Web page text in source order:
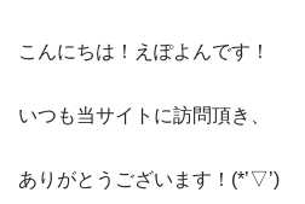
こんにちは！えぽよんです！
​いつも当サイト​に訪問頂き、​
ありがとうございます！(*’▽’)​​